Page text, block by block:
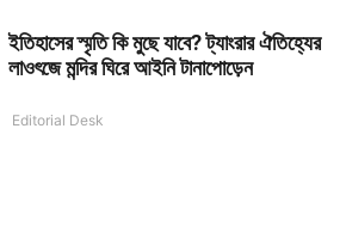
ইতিহাসের স্মৃতি কি মুছে যাবে? ট্যাংরার ঐতিহ্যের
লাওৎজে মন্দির ঘিরে আইনি টানাপোড়েন
Editorial Desk